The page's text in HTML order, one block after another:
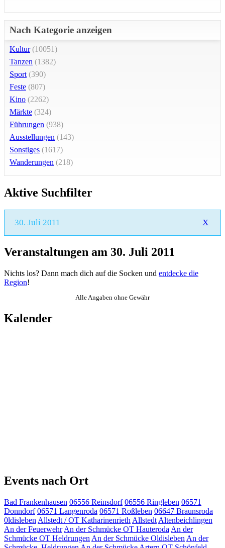
Nach Kategorie anzeigen
Kultur(10051)
Tanzen (1382)
Sport (390)
Feste (807)
Kino (2262)
Märkte (324)
Führungen (938)
Ausstellungen (143)
Sonstiges (1617)
Wanderungen (218)
Aktive Suchfilter
30. Juli 2011 X
Veranstaltungen am 30. Juli 2011
Nichts los? Dann mach dich auf die Socken und entdecke die
Region!
Alle Angaben ohne Gewähr
Kalender
Events nach Ort
Bad Frankenhausen 06556 Reinsdorf 06556 Ringleben 06571
Donndorf 06571 Langenroda 06571 Roßleben 06647 Braunsroda
0ldisleben Allstedt / OT Katharinenrieth Allstedt Altenbeichlingen
An der Feuerwehr An der Schmücke OT Hauteroda An der
Schmücke OT Heldrungen An der Schmücke Oldisleben An der